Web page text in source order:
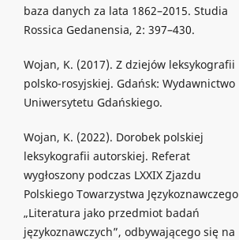
baza danych za lata 1862–2015. Studia
Rossica Gedanensia, 2: 397–430.
Wojan, K. (2017). Z dziejów leksykografii
polsko-rosyjskiej. Gdańsk: Wydawnictwo
Uniwersytetu Gdańskiego.
Wojan, K. (2022). Dorobek polskiej
leksykografii autorskiej. Referat
wygłoszony podczas LXXIX Zjazdu
Polskiego Towarzystwa Językoznawczego
„Literatura jako przedmiot badań
językoznawczych”, odbywającego się na